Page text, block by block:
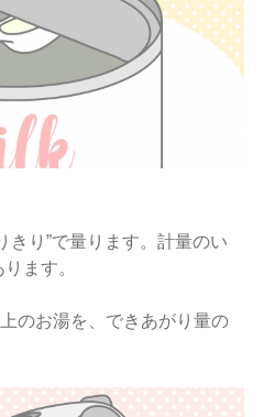
きり”で量ります。計量のい
ます。
のお湯を、できあがり量の